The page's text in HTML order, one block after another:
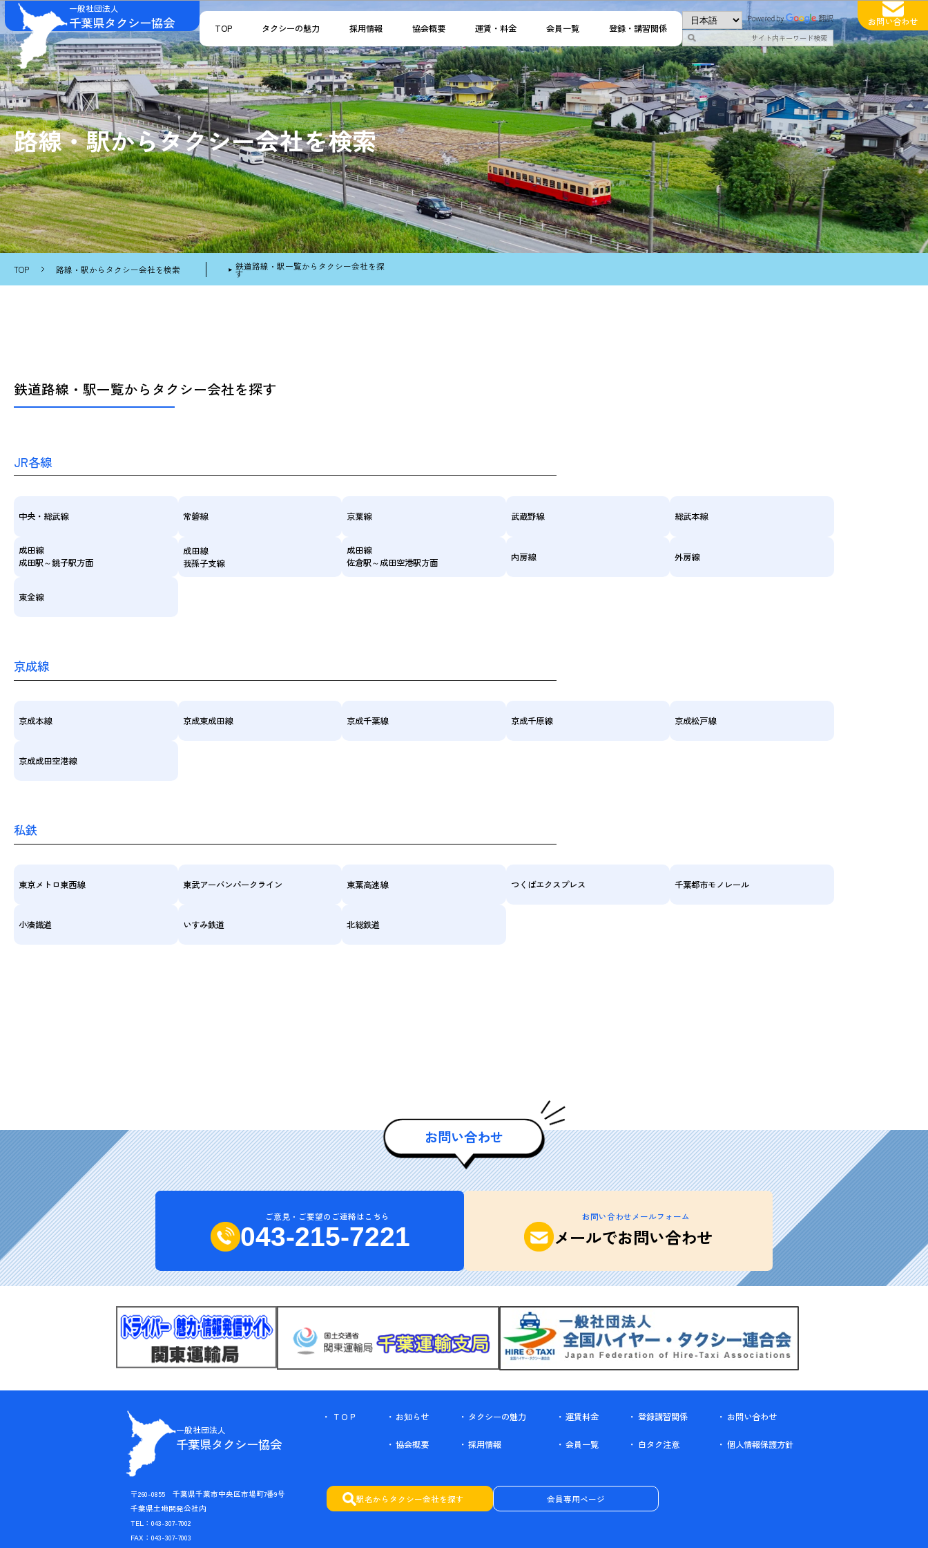
一般社団法人
千葉県タクシー協会 TOP タクシーの魅力 採用情報 協会概要 運賃・料金 会員一覧 登録・講習関係
お問い合わせ
路線・駅からタクシー会社を検索
TOP 路線・駅からタクシー会社を検索 鉄道路線・駅一覧からタクシー会社を探
す
鉄道路線・駅一覧からタクシー会社を探す
JR各線
中央・総武線 常磐線 京葉線 武蔵野線 総武本線
成田線
成田駅～銚子駅方面
成田線
我孫子支線
成田線
佐倉駅～成田空港駅方面
内房線 外房線
東金線
京成線
京成本線 京成東成田線 京成千葉線 京成千原線 京成松戸線
京成成田空港線
私鉄
東京メトロ東西線 東武アーバンパークライン 東葉高速線 つくばエクスプレス 千葉都市モノレール
小湊鐡道 いすみ鉄道 北総鉄道
お問い合わせ
ご意見・ご要望のご連絡はこちら
043-215-7221
お問い合わせメールフォーム
メールでお問い合わせ
一般社団法人
千葉県タクシー協会
〒260-0855 千葉県千葉市中央区市場町7番9号
千葉県土地開発公社内
TEL：043-307-7002
FAX：043-307-7003
ＴＯＰ お知らせ タクシーの魅力 運賃料金 登録講習関係 お問い合わせ
協会概要 採用情報 会員一覧 白タク注意 個人情報保護方針
駅名からタクシー会社を探す 会員専用ページ